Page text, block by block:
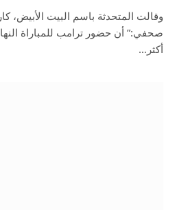
وقالت المتحدثة باسم البيت الأبيض،
صحفي:” أن حضور ترامب للمباراة
أكثر…